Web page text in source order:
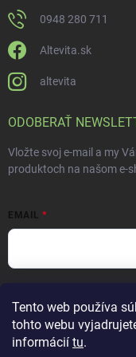
Tento web používa
tohto webu
informácií tu.
0948 280 711
Altevita.sk
altevita
ODOBERAŤ
Vložte svoj e-mail a my
produktoch na našom e-
EMAIL
Prihlásiť sa